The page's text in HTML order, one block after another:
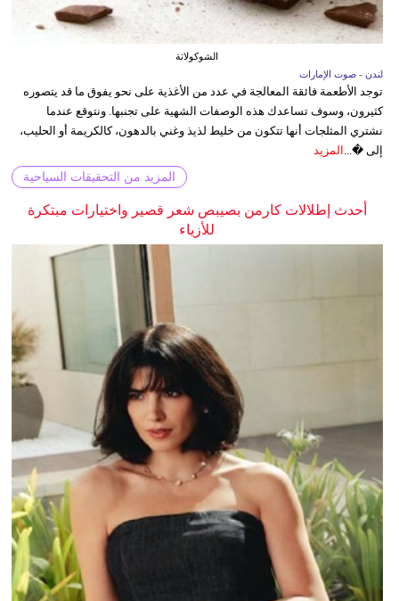
الشوكولاتة
لندن - صوت الإمارات
توجد الأطعمة فائقة المعالجة في عدد من الأغذية على نحو يفوق ما قد يتصوره
كثيرون، وسوف تساعدك هذه الوصفات الشهية على تجنبها. ونتوقع عندما
نشتري المثلجات أنها تتكون من خليط لذيذ وغني بالدهون، كالكريمة أو الحليب،
إلى �... المزيد
المزيد من التحقيقات السياحية
أحدث إطلالات كارمن بصيبص شعر قصير واختيارات مبتكرة
للأزياء